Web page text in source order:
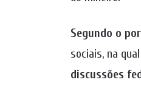
Segundo o
sociais, na
discussões